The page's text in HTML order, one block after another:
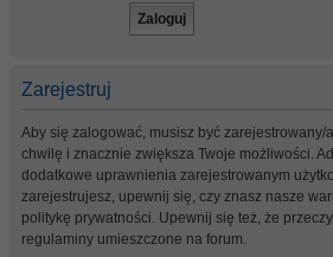
Zarejestruj
Aby się zalogować, musisz być zarejestrowany/
chwilę i znacznie zwiększa Twoje możliwości.
dodatkowe uprawnienia zarejestrowanym
zarejestrujesz, upewnij się, czy znasz nasze
politykę prywatności. Upewnij się też, że
regulaminy umieszczone na forum.